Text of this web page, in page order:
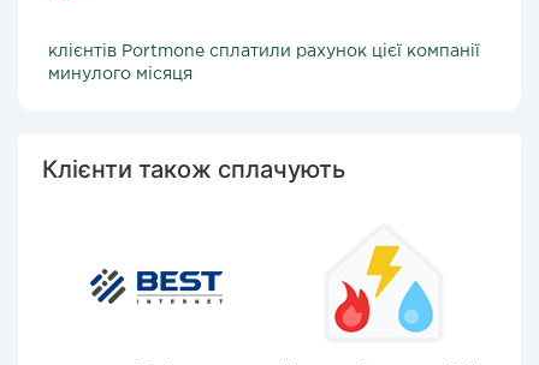
клієнтів Portmone сплатили рахунок цієї компанії
минулого місяця
Клієнти також сплачують